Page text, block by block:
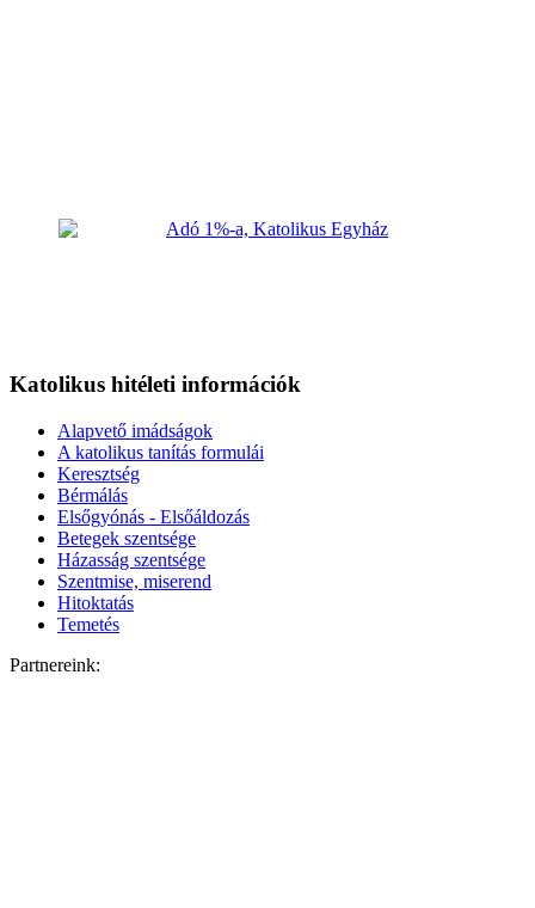
Katolikus hitéleti információk
Alapvető imádságok
A katolikus tanítás formulái
Keresztség
Bérmálás
Elsőgyónás - Elsőáldozás
Betegek szentsége
Házasság szentsége
Szentmise, miserend
Hitoktatás
Temetés
Partnereink: